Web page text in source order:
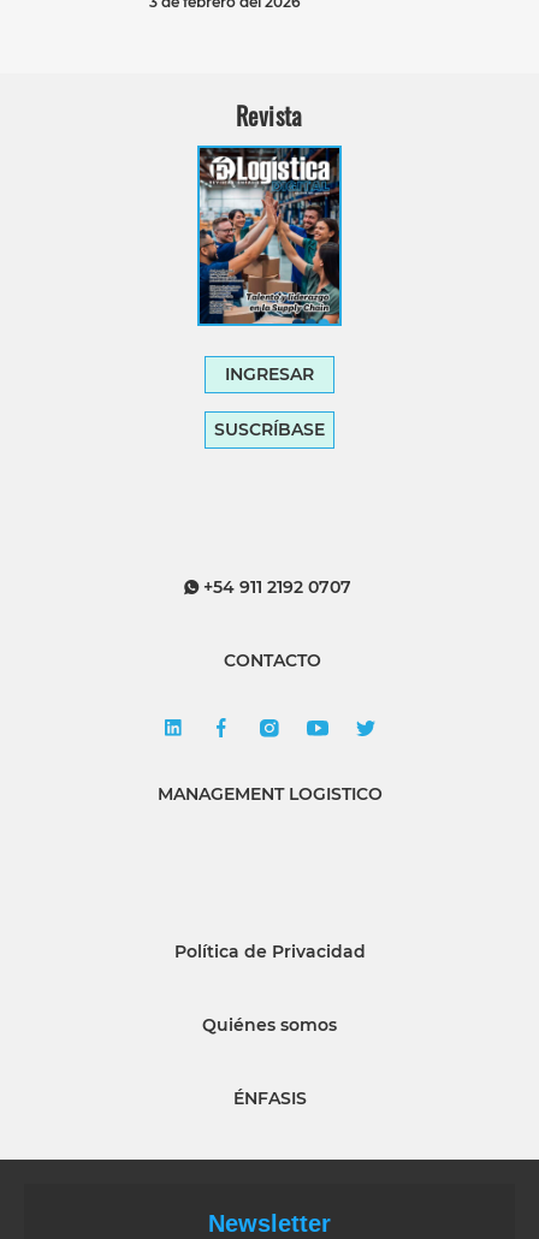
Revista
INGRESAR
SUSCRÍBASE
+54 911 2192 0707
CONTACTO
MANAGEMENT LOGISTICO
Política de Privacidad
Quiénes somos
ÉNFASIS
Newsletter